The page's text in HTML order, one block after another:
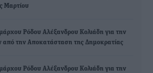
Μαρτίου
Ρόδου Αλέξανδρου Κολιάδη για την
από την Αποκατάσταση της Δημοκρατίας
Ρόδου Αλέξανδρου Κολιάδη για την